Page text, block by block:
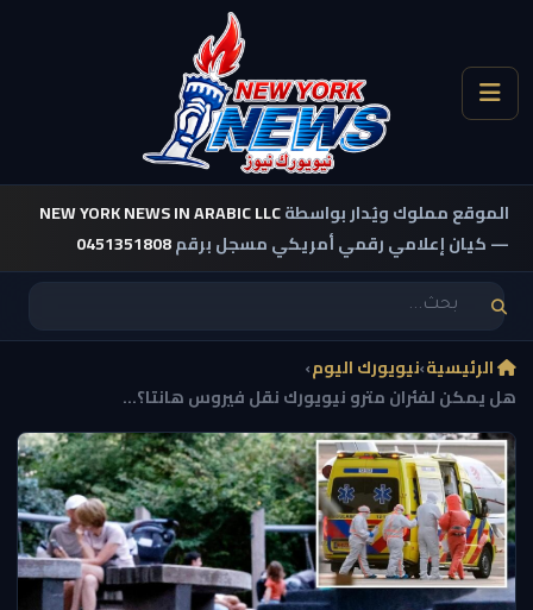
الموقع مملوك ويُدار بواسطةNEW YORK NEWS IN ARABIC LLC
— كيان إعلامي رقمي أمريكي مسجل برقم0451351808
الرئيسية›نيويورك اليوم›
هل يمكن لفئران مترو نيويورك نقل فيروس هانتا؟...